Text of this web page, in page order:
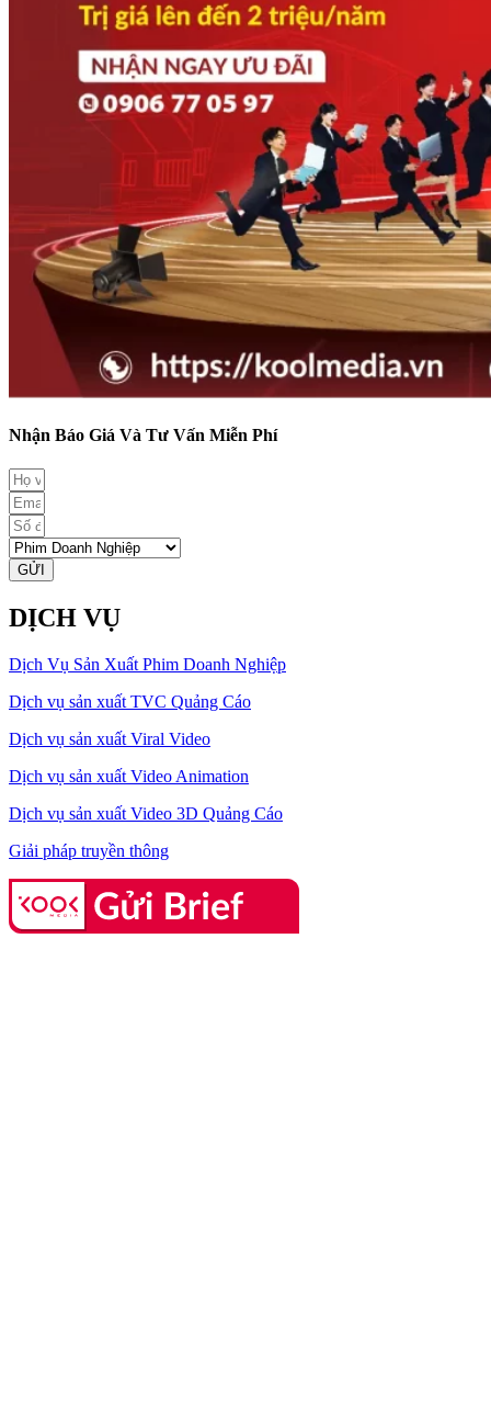
Nhận Báo Giá Và Tư Vấn Miễn Phí
GỬI
DỊCH VỤ
Dịch Vụ Sản Xuất Phim Doanh Nghiệp
Dịch vụ sản xuất TVC Quảng Cáo
Dịch vụ sản xuất Viral Video
Dịch vụ sản xuất Video Animation
Dịch vụ sản xuất Video 3D Quảng Cáo
Giải pháp truyền thông